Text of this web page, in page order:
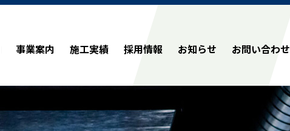
事業案内 施工実績 採用情報 お知らせ お問い合わせ